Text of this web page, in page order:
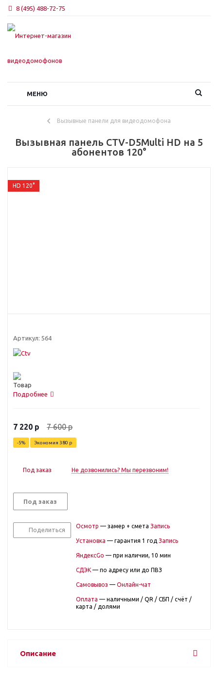
8 (495) 488-72-75
МЕНЮ
Вызывные панели для видеодомофона
Вызывная панель CTV-D5Multi HD на 5
абонентов 120°
HD 120°
Артикул: 564
Подробнее
7 220 р 7 600р
-5% Экономия 380 р
Под заказ Не дозвонились? Мы перезвоним!
Под заказ
Поделиться
Осмотр — замер + смета Запись
Установка — гарантия 1 год Запись
ЯндексGo — при наличии, 10 мин
СДЭК — по адресу или до ПВЗ
Самовывоз — Онлайн-чат
Оплата — наличными / QR / СБП / счёт /
карта / долями
Описание